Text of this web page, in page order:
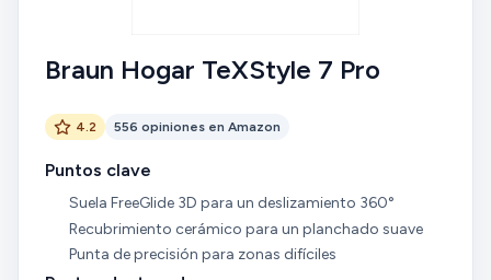
Braun Hogar TeXStyle 7 Pro
4.2 556 opiniones en Amazon
Puntos clave
Suela FreeGlide 3D para un deslizamiento 360°
Recubrimiento cerámico para un planchado suave
Punta de precisión para zonas difíciles